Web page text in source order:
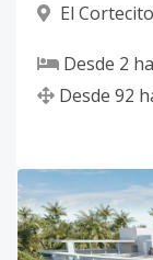
El Cortecito
Desde 2
Desde 92